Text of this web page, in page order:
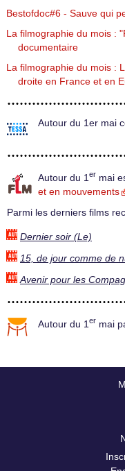
Bestofdoc#6 - Sauve qui
La filmographie du mois :
documentaire
La filmographie du mois :
droite en France et en
Autour du 1er mai
Autour du 1 er mai
et en mouvements
Parmi les derniers films
Dernier soir (Le)
15, de jour comme de
Avenir pour les
Autour du 1 er mai